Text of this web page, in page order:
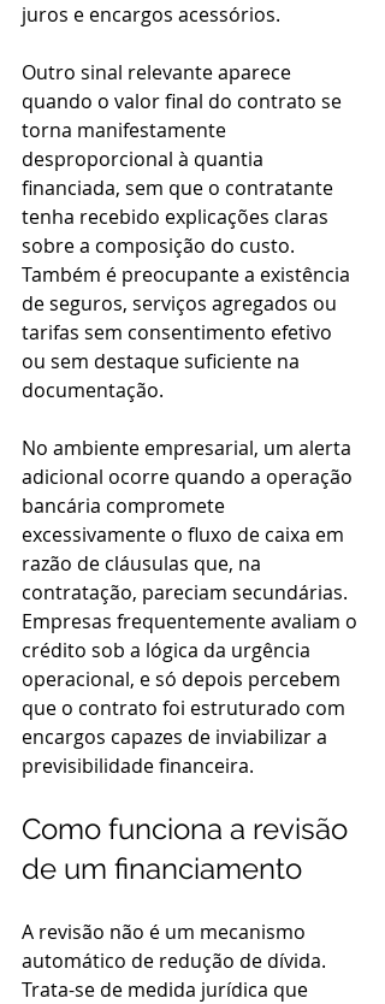
juros e encargos acessórios.
Outro sinal relevante aparece
quando o valor final do contrato se
torna manifestamente
desproporcional à quantia
financiada, sem que o contratante
tenha recebido explicações claras
sobre a composição do custo.
Também é preocupante a existência
de seguros, serviços agregados ou
tarifas sem consentimento efetivo
ou sem destaque suficiente na
documentação.
No ambiente empresarial, um alerta
adicional ocorre quando a operação
bancária compromete
excessivamente o fluxo de caixa em
razão de cláusulas que, na
contratação, pareciam secundárias.
Empresas frequentemente avaliam o
crédito sob a lógica da urgência
operacional, e só depois percebem
que o contrato foi estruturado com
encargos capazes de inviabilizar a
previsibilidade financeira.
Como funciona a revisão
de um financiamento
A revisão não é um mecanismo
automático de redução de dívida.
Trata-se de medida jurídica que